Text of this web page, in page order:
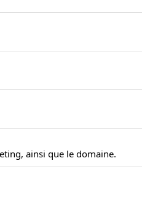
ainsi que le domaine.